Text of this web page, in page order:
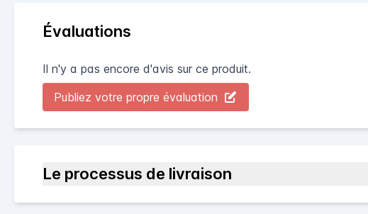
Évaluations
Il n'y a pas encore d'avis sur ce produit.
Publiez votre propre évaluation
Le processus de livraison